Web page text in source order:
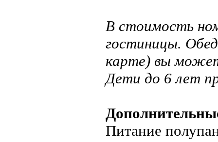
В стоимость
гостиницы.
карте) вы
Дети до 6 лет
Питание